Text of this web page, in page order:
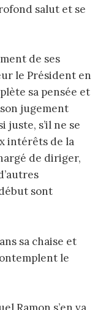
salut et se
de ses
le Président en
sa pensée et
son jugement
juste, s’il ne se
intérêts de la
de diriger,
sont
sa chaise et
le